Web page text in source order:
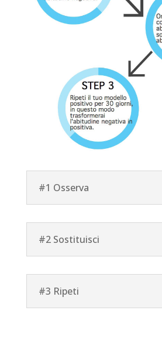
#1 Osserva
#2 Sostituisci
#3 Ripeti